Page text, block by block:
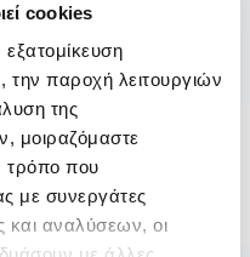
cookies
την παροχή λειτουργιών
της
μοιραζόμαστε
τρόπο που
με συνεργάτες
και αναλύσεων, οι
350,00 €.
€Η
τρέχουσα
χωρίς φπα